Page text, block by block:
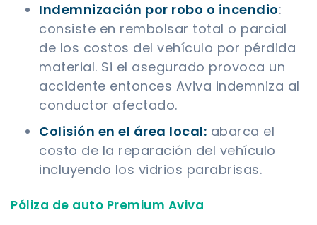
Indemnización por robo o incendio:
consiste en rembolsar total o parcial
de los costos del vehículo por pérdida
material. Si el asegurado provoca un
accidente entonces Aviva indemniza al
conductor afectado.
Colisión en el área local: abarca el
costo de la reparación del vehículo
incluyendo los vidrios parabrisas.
Póliza de auto Premium Aviva